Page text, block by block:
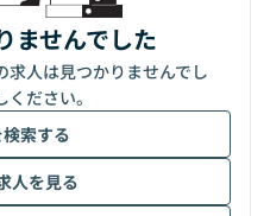
ませんでした
求人は見つかりませんでし
ださい。
索する
人を見る